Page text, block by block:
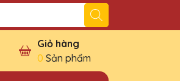
Giỏ hàng
0 Sản phẩm